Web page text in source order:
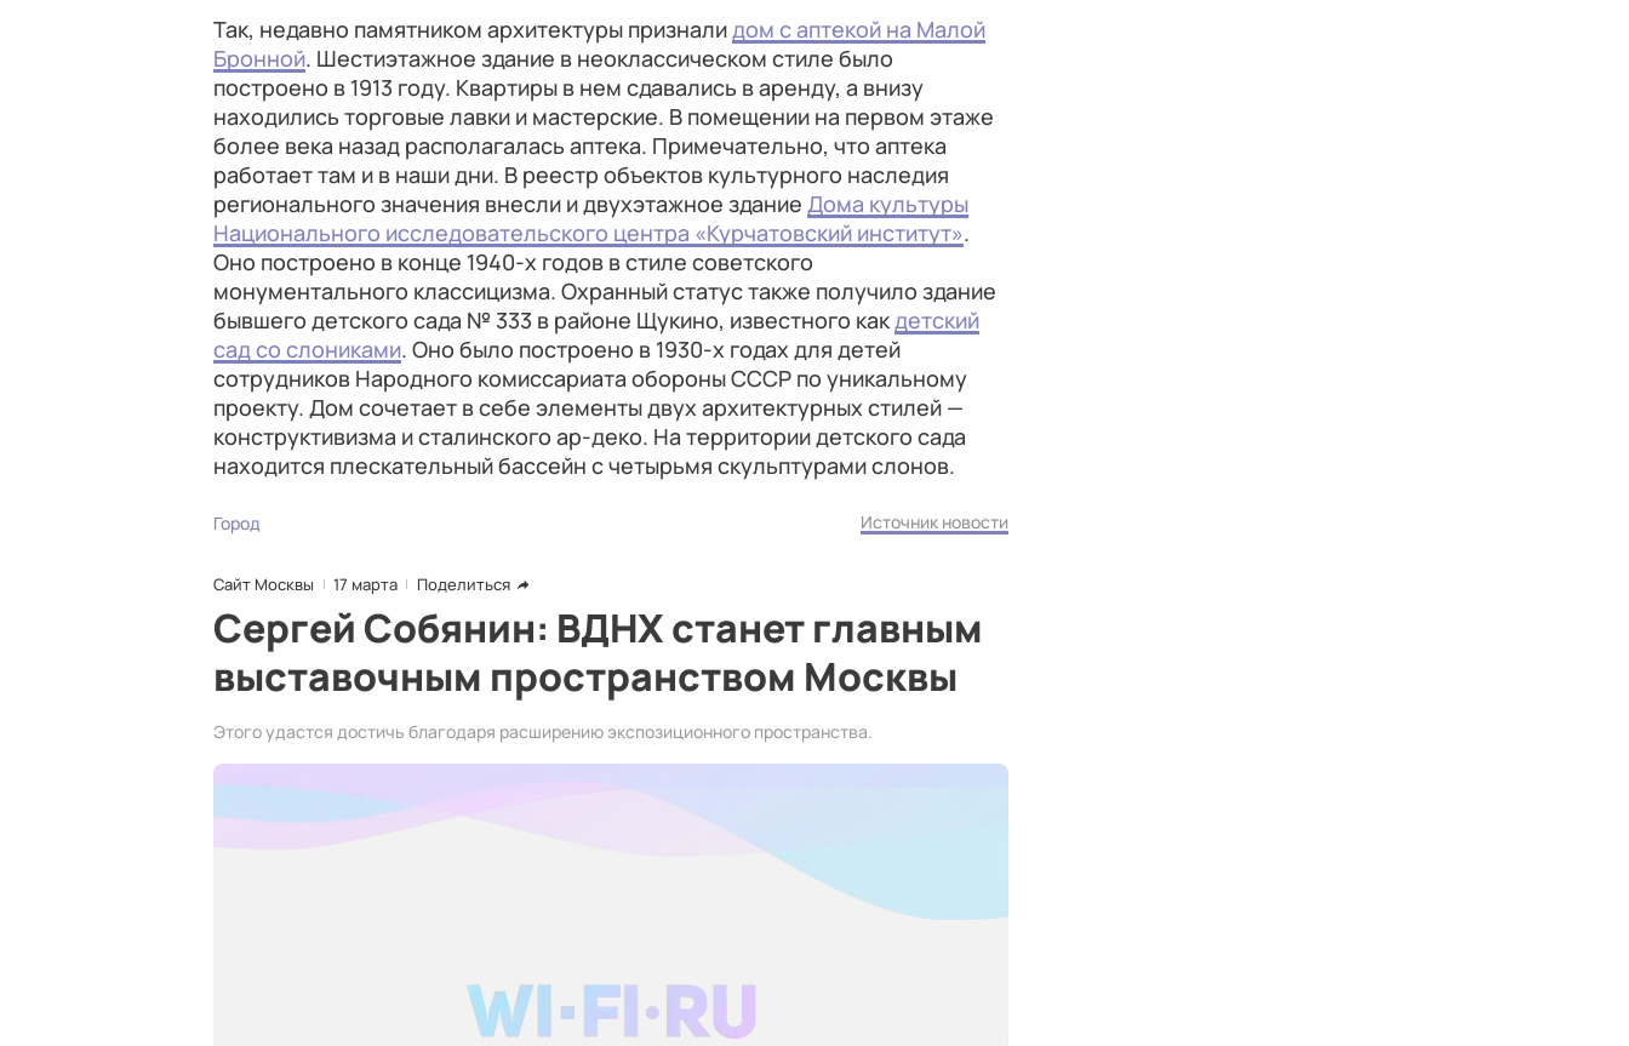
Так, недавно памятником архитектуры призналидом с аптекой на Малой
Бронной. Шестиэтажное здание в неоклассическом стиле было
построено в 1913 году. Квартиры в нем сдавались в аренду, а внизу
находились торговые лавки и мастерские. В помещении на первом этаже
более века назад располагалась аптека. Примечательно, что аптека
работает там и в наши дни. В реестр объектов культурного наследия
регионального значения внесли и двухэтажное здание Дома культуры
Национального исследовательского центра «Курчатовский институт».
Оно построено в конце 1940-х годов в стиле советского
монументального классицизма. Охранный статус также получило здание
бывшего детского сада № 333 в районе Щукино, известного какдетский
сад со слониками. Оно было построено в 1930-х годах для детей
сотрудников Народного комиссариата обороны СССР по уникальному
проекту. Дом сочетает в себе элементы двух архитектурных стилей —
конструктивизма и сталинского ар-деко. На территории детского сада
находится плескательный бассейн с четырьмя скульптурами слонов.
Город Источник новости
Сайт Москвы 17 марта Поделиться
Сергей Собянин: ВДНХ станет главным
выставочным пространством Москвы
Этого удастся достичь благодаря расширению экспозиционного пространства.